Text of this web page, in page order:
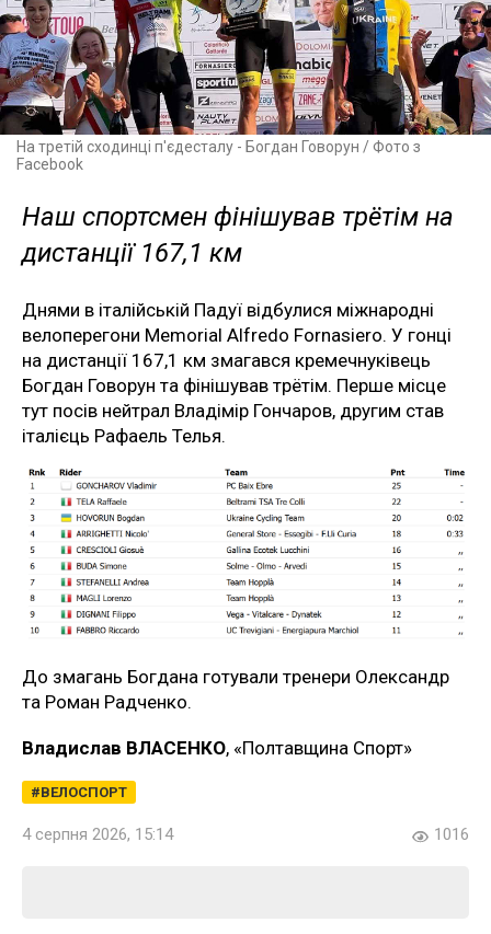
На третій сходинці п'єдесталу - Богдан Говорун / Фото з
Facebook
Наш спортсмен фінішував трётім на
дистанції 167,1 км
Днями в італійській Падуї відбулися міжнародні
велоперегони Memorial Alfredo Fornasiero. У гонці
на дистанції 167,1 км змагався кремечнуківець
Богдан Говорун та фінішував трётім. Перше місце
тут посів нейтрал Владімір Гончаров, другим став
італієць Рафаель Телья.
До змагань Богдана готували тренери Олександр
та Роман Радченко.
Владислав ВЛАСЕНКО, «Полтавщина Спорт»
ВЕЛОСПОРТ
4 серпня 2026, 15:14 1016